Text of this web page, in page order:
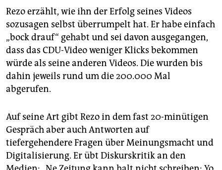
Rezo erzählt, wie ihn der Erfolg seines Videos
sozusagen selbst überrumpelt hat. Er habe einfach
„bock drauf“ gehabt und sei davon ausgegangen,
dass das CDU-Video weniger Klicks bekommen
würde als seine anderen Videos. Die wurden bis
dahin jeweils rund um die 200.000 Mal
abgerufen.
Auf seine Art gibt Rezo in dem fast 20-minütigen
Gespräch aber auch Antworten auf
tiefergehendere Fragen über Meinungsmacht und
Digitalisierung. Er übt Diskurskritik an den